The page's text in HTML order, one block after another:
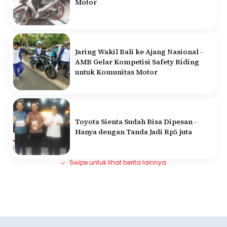
Jaring Wakil Bali ke Ajang Nasional -
AMB Gelar Kompetisi Safety Riding
untuk Komunitas Motor
Toyota Sienta Sudah Bisa Dipesan -
Hanya dengan Tanda Jadi Rp5 juta
Swipe untuk lihat berita lainnya